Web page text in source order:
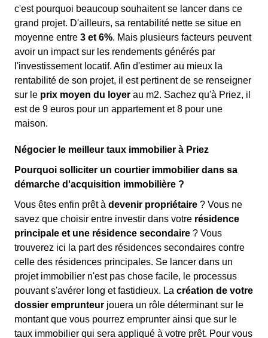
c'est pourquoi beaucoup souhaitent se lancer dans ce
grand projet. D'ailleurs, sa rentabilité nette se situe en
moyenne entre 3 et 6%. Mais plusieurs facteurs peuvent
avoir un impact sur les rendements générés par
l'investissement locatif. Afin d'estimer au mieux la
rentabilité de son projet, il est pertinent de se renseigner
sur le prix moyen du loyer au m2. Sachez qu'à Priez, il
est de 9 euros pour un appartement et 8 pour une
maison.
Négocier le meilleur taux immobilier à Priez
Pourquoi solliciter un courtier immobilier dans sa
démarche d'acquisition immobilière ?
Vous êtes enfin prêt à devenir propriétaire ? Vous ne
savez que choisir entre investir dans votre résidence
principale et une résidence secondaire ? Vous
trouverez ici la part des résidences secondaires contre
celle des résidences principales. Se lancer dans un
projet immobilier n'est pas chose facile, le processus
pouvant s'avérer long et fastidieux. La création de votre
dossier emprunteur jouera un rôle déterminant sur le
montant que vous pourrez emprunter ainsi que sur le
taux immobilier qui sera appliqué à votre prêt. Pour vous